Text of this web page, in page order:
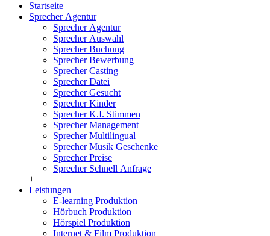
Startseite
Sprecher Agentur
Sprecher Agentur
Sprecher Auswahl
Sprecher Buchung
Sprecher Bewerbung
Sprecher Casting
Sprecher Datei
Sprecher Gesucht
Sprecher Kinder
Sprecher K.I. Stimmen
Sprecher Management
Sprecher Multilingual
Sprecher Musik Geschenke
Sprecher Preise
Sprecher Schnell Anfrage
+
Leistungen
E-learning Produktion
Hörbuch Produktion
Hörspiel Produktion
Internet & Film Produktion